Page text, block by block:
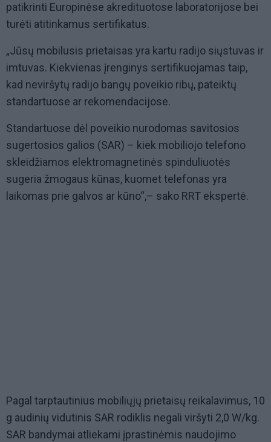
patikrinti Europinėse akredituotose laboratorijose bei
turėti atitinkamus sertifikatus.
„Jūsų mobilusis prietaisas yra kartu radijo siųstuvas ir
imtuvas. Kiekvienas įrenginys sertifikuojamas taip,
kad neviršytų radijo bangų poveikio ribų, pateiktų
standartuose ar rekomendacijose.
Standartuose dėl poveikio nurodomas savitosios
sugertosios galios (SAR) – kiek mobiliojo telefono
skleidžiamos elektromagnetinės spinduliuotės
sugeria žmogaus kūnas, kuomet telefonas yra
laikomas prie galvos ar kūno“,– sako RRT ekspertė.
Pagal tarptautinius mobiliųjų prietaisų reikalavimus, 10
g audinių vidutinis SAR rodiklis negali viršyti 2,0 W/kg.
SAR bandymai atliekami įprastinėmis naudojimo